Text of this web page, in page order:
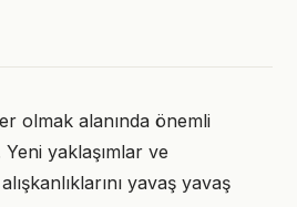
olmak alanında önemli
yaklaşımlar ve
yavaş yavaş